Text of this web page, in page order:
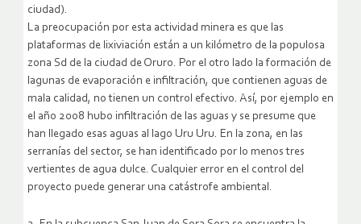
ciudad).
La preocupación por esta actividad minera es que las
plataformas de lixiviación están a un kilómetro de la populosa
zona Sd de la ciudad de Oruro. Por el otro lado la formación de
lagunas de evaporación e infiltración, que contienen aguas de
mala calidad, no tienen un control efectivo. Así, por ejemplo en
el año 2008 hubo infiltración de las aguas y se presume que
han llegado esas aguas al lago Uru Uru. En la zona, en las
serranías del sector, se han identificado por lo menos tres
vertientes de agua dulce. Cualquier error en el control del
proyecto puede generar una catástrofe ambiental.